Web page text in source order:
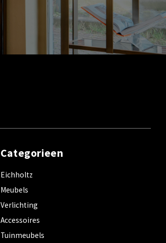
Categorieen
Eichholtz
Meubels
Verlichting
Accessoires
Tuinmeubels